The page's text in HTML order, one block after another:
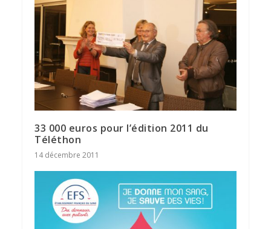
33 000 euros pour l’édition 2011 du
Téléthon
14 décembre 2011